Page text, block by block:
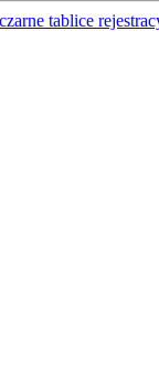
tablice